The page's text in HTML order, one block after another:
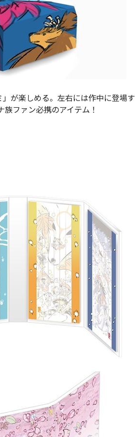
が楽しめる。左右には作中に登場す
ファン必携のアイテム！